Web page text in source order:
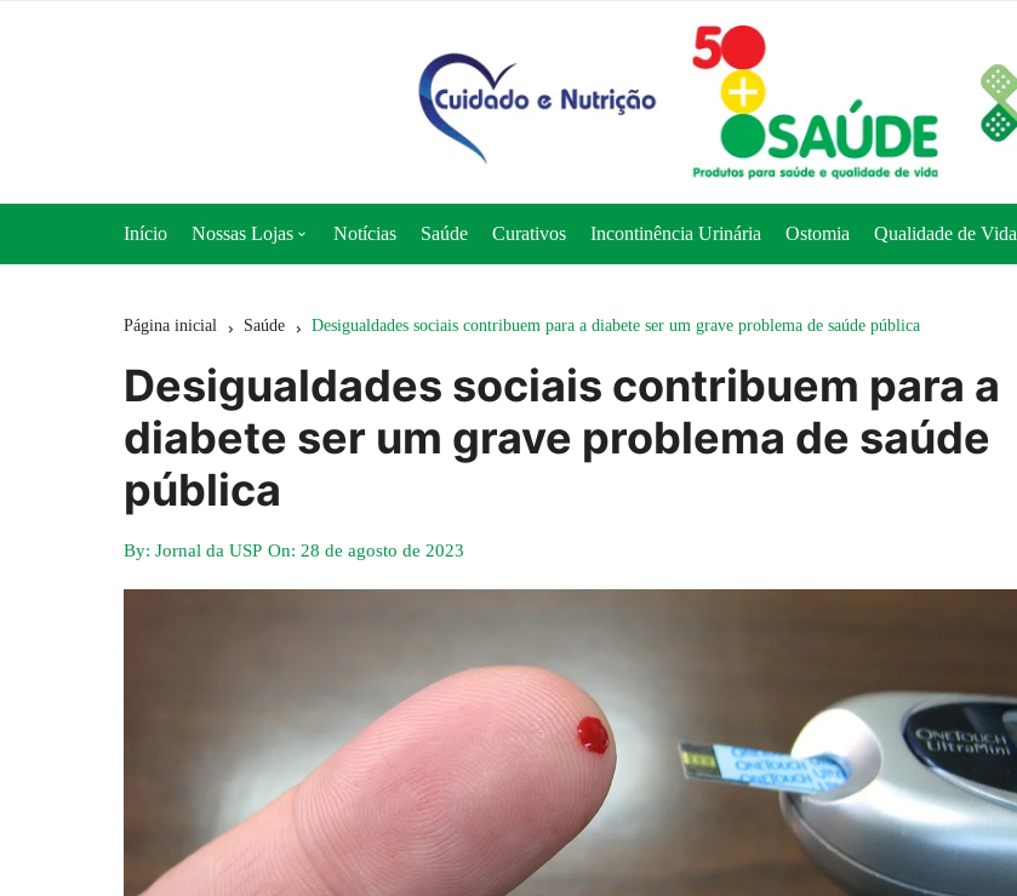
Início Nossas Lojas
Loja Curativos Express
Notícias Saúde Curativos Incontinência Urinária Ostomia Qualidade de Vida
Página inicial Saúde Desigualdades sociais contribuem para a diabete ser um grave problema de saúde pública
Desigualdades sociais contribuem para a
diabete ser um grave problema de saúde
pública
By: Jornal da USP On: 28 de agosto de 2023